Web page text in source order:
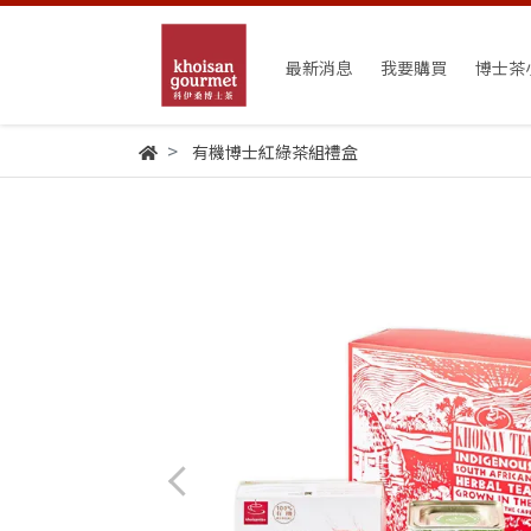
最新消息 我要購買 博士茶
有機博士紅綠茶組禮盒